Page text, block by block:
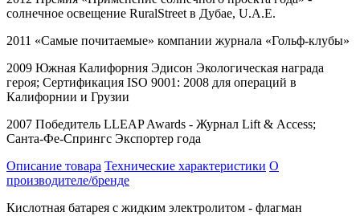
солнечное освещение RuralStreet в Дубае, U.A.E.
2011 «Самые почитаемые» компании журнала «Гольф-клубы»
2009 Южная Калифорния Эдисон Экологическая награда
героя; Сертификация ISO 9001: 2008 для операций в
Калифорнии и Грузии
2007 Победитель LLEAP Awards - Журнал Lift & Access;
Санта-Фе-Спрингс Экспортер года
Описание товара Технические характеристики О
производителе/бренде
Кислотная батарея с жидким электролитом - флагман